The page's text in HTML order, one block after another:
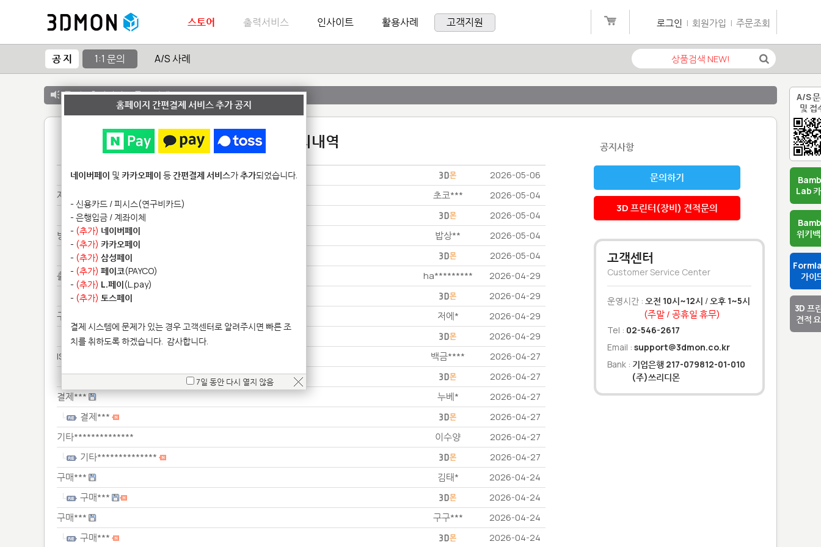
A/S
및 접
Lab
위키
가이
3D 프
견적
스토어 출력서비스 인사이트 활용사례 고객지원 로그인 | 회원가입 | 주문조회
공 지 1:1 문의 A/S 사례
공 지 :출력서비스 종료 안내
1:1 문의내역
제품******* 2026-05-06
제품******* 초코*** 2026-05-04
제품******* 2026-05-04
방문** 밥상** 2026-05-04
방문** 2026-05-04
출력****** ha********* 2026-04-29
출력****** 2026-04-29
구매*** 저에* 2026-04-29
구매*** 2026-04-29
IS*********************************** 백금**** 2026-04-27
IS*********************************** 2026-04-27
결제*** 누베* 2026-04-27
결제*** 2026-04-27
기타************** 이수양 2026-04-27
기타************** 2026-04-27
구매*** 김태* 2026-04-24
구매*** 2026-04-24
구매*** 구구*** 2026-04-24
구매*** 2026-04-24
공지사항
문의하기
3D 프린터(장비) 견적문의
고객센터
Customer Service Center
운영시간 : 오전 10시~12시 /오후 1~5시
(주말 / 공휴일 휴무)
Tel : 02-546-2617
Email : support@3dmon.co.kr
Bank : 기업은행 217-079812-01-010
(주)쓰리디몬
홈페이지 간편결제 서비스 추가 공지
네이버페이 및 카카오페이 등간편결제 서비스가추가되었습니다.
- 신용카드 / 피시스(연구비카드)
- 은행입금 / 계좌이체
- (추가) 네이버페이
- (추가) 카카오페이
- (추가) 삼성페이
- (추가) 페이코(PAYCO)
- (추가) L.페이(L.pay)
- (추가) 토스페이
결제 시스템에 문제가 있는 경우 고객센터로 알려주시면 빠른 조
치를 취하도록 하겠습니다. 감사합니다.
7일 동안 다시 열지 않음